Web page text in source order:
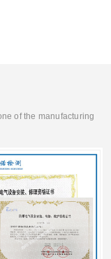
of the manufacturing